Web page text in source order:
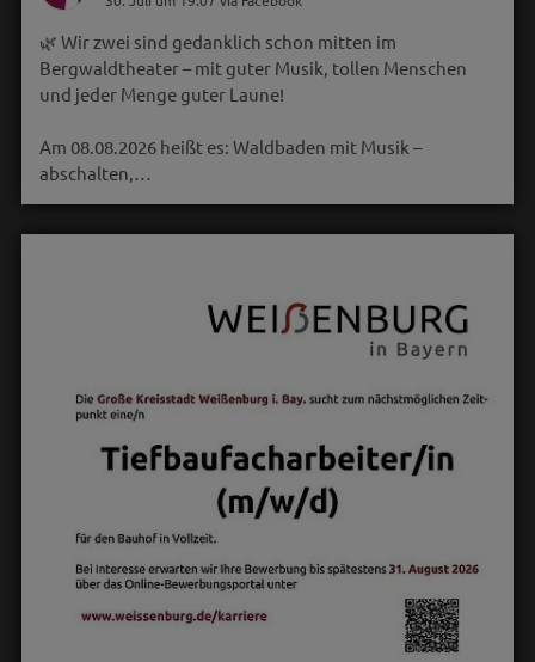
🌿 Wir zwei sind gedanklich schon mitten im
Bergwaldtheater – mit guter Musik, tollen Menschen
und jeder Menge guter Laune!
Am 08.08.2026 heißt es: Waldbaden mit Musik –
abschalten,…